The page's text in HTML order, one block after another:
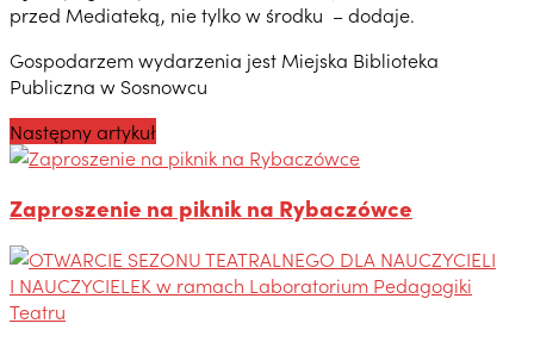
przed Mediateką, nie tylko w środku – dodaje.
Gospodarzem wydarzenia jest Miejska Biblioteka
Publiczna w Sosnowcu
Następny artykuł
Zaproszenie na piknik na Rybaczówce